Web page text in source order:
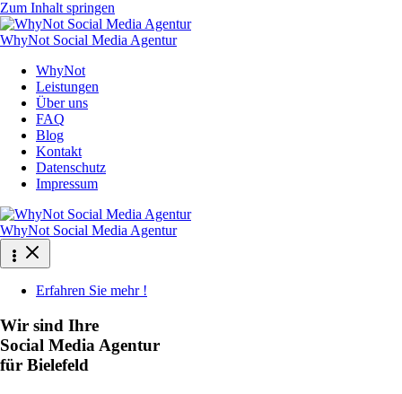
Zum Inhalt springen
WhyNot Social Media Agentur
WhyNot
Leistungen
Über uns
FAQ
Blog
Kontakt
Datenschutz
Impressum
WhyNot Social Media Agentur
Erfahren Sie mehr !
Wir sind Ihre
Social Media Agentur
für Bielefeld